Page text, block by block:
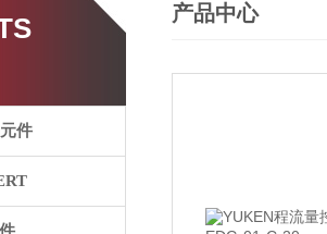
件
产品中心